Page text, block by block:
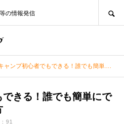
の情報発信
ャンプ初心者でもできる！誰でも簡単にできる焚き火の作り方
きる！誰でも簡単にで
91